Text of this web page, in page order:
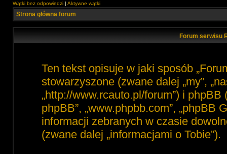
Wątki bez odpowiedzi | Aktywne wątki
Strona główna forum
Forum serwisu
Ten tekst opisuje w jaki sposób
stowarzyszone (zwane dalej „my”,
„http://www.rcauto.pl/forum”) i phpBB
phpBB”, „www.phpbb.com”, „phpBB
informacji zebranych w czasie
(zwane dalej „informacjami o Tobie”).